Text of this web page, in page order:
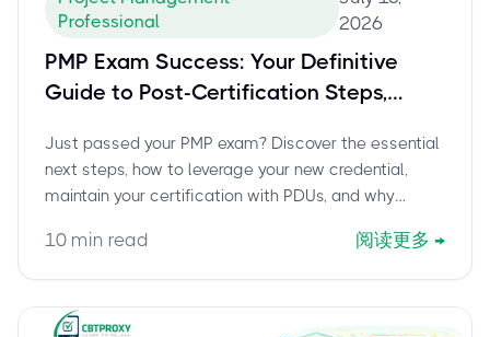
Professional
2026
PMP Exam Success: Your Definitive
Guide to Post-Certification Steps,
Just passed your PMP exam? Discover the essential
next steps, how to leverage your new credential,
maintain your certification with PDUs, and why
10 min read 阅读更多 →